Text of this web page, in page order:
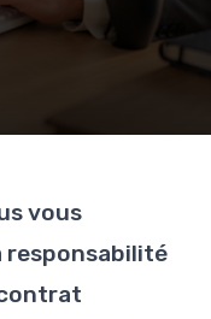
vous
responsabilité